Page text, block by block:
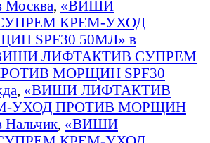
Москва, «ВИШИ
КРЕМ-УХОД
SPF30 50МЛ» в
ЛИФТАКТИВ СУПРЕМ
МОРЩИН SPF30
, «ВИШИ ЛИФТАКТИВ
УХОД ПРОТИВ МОРЩИН
, «ВИШИ